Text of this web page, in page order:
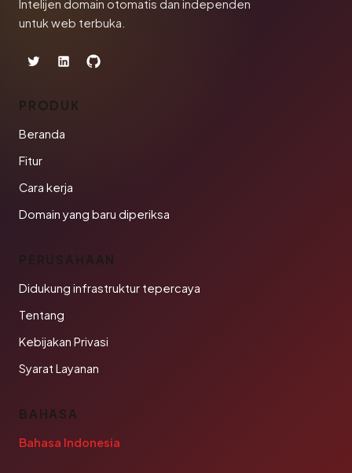
Intelijen domain otomatis dan independen
untuk web terbuka.
PRODUK
Beranda
Fitur
Cara kerja
Domain yang baru diperiksa
PERUSAHAAN
Didukung infrastruktur tepercaya
Tentang
Kebijakan Privasi
Syarat Layanan
BAHASA
Bahasa Indonesia